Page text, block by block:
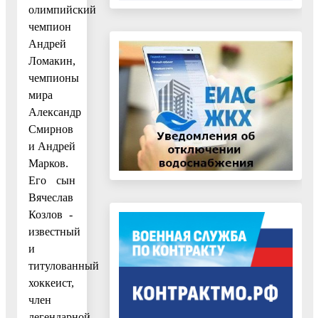
олимпийский
чемпион
Андрей
Ломакин,
чемпионы
мира
Александр
Смирнов
и Андрей
Марков.
Его сын
Вячеслав
Козлов -
известный
и
титулованный
хоккеист,
член